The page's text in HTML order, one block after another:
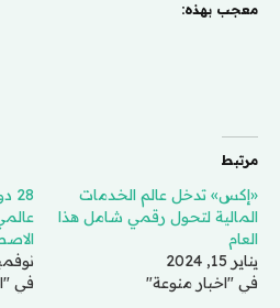
معجب بهذه:
مرتبط
«إكس» تدخل عالم الخدمات
المالية لتحول رقمي شامل هذا
العام
يناير 15, 2024
في "اخبار منوعة"
نوفمبر 4,
في